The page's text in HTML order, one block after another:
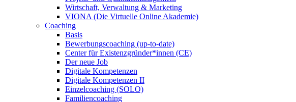
Wirtschaft, Verwaltung & Marketing
VIONA (Die Virtuelle Online Akademie)
Coaching
Basis
Bewerbungscoaching (up-to-date)
Center für Existenzgründer*innen (CE)
Der neue Job
Digitale Kompetenzen
Digitale Kompetenzen II
Einzelcoaching (SOLO)
Familiencoaching